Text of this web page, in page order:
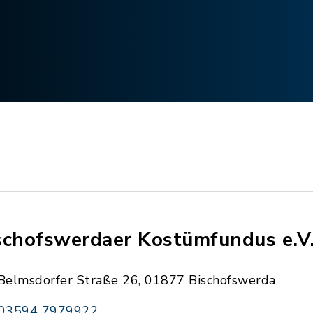
Kostümfundus
Straße 26, 01877 Bischofswerda